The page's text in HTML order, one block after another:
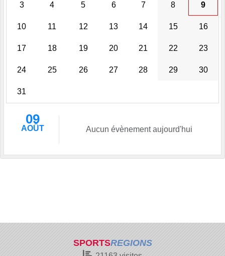
3 4 5 6 7 8 9
10 11 12 13 14 15 16
17 18 19 20 21 22 23
24 25 26 27 28 29 30
31
09
AOÛT Aucun évènement aujourd'hui
SPORTSREGIONS